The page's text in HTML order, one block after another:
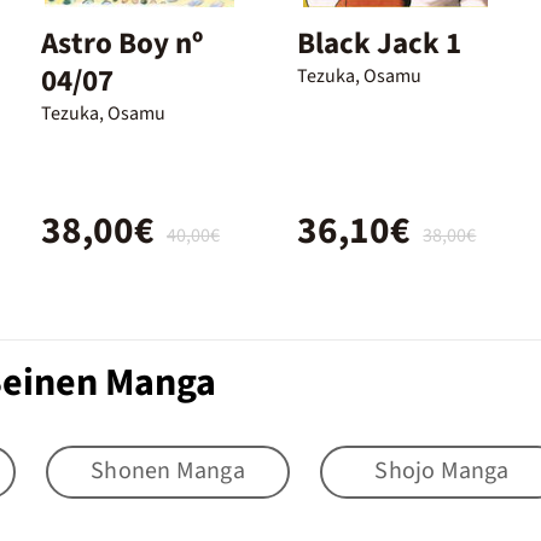
Astro Boy nº
04/07
Tezuka, Osamu
40,00€
38,00€
Black Jack 1
Tezuka, Osamu
38,00€
36,10€
Manga
Shonen Manga Shojo Manga